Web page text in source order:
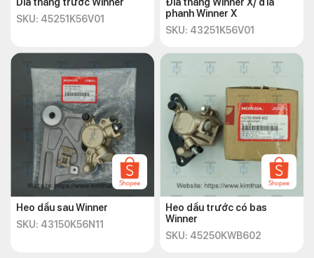
SKU: 45251K56V01
phanh Winner X
SKU: 43251K56V01
Heo dầu sau Winner
SKU: 43150K56N11
Heo dầu trước có bas
Winner
SKU: 45250KWB602